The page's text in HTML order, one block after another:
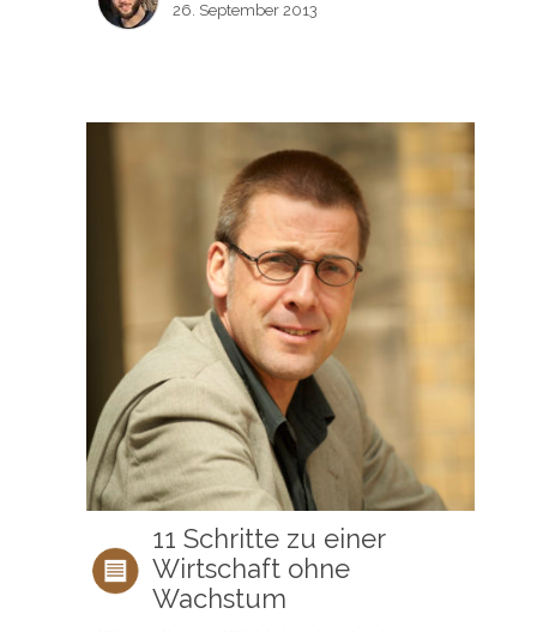
26. September 2013
11 Schritte zu einer
Wirtschaft ohne
Wachstum